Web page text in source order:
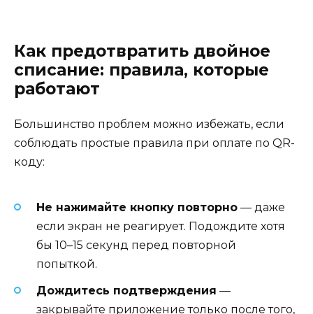
Как предотвратить двойное
списание: правила, которые
работают
Большинство проблем можно избежать, если
соблюдать простые правила при оплате по QR-
коду:
Не нажимайте кнопку повторно — даже
если экран не реагирует. Подождите хотя
бы 10–15 секунд перед повторной
попыткой.
Дождитесь подтверждения —
закрывайте приложение только после того,